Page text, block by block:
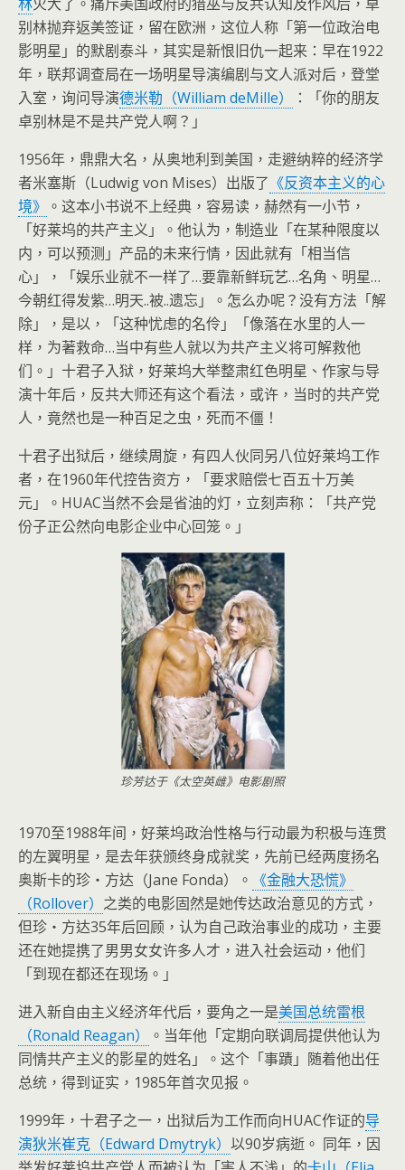
别林抛弃返美签证，留在欧洲，这位人称「第一位政治电
影明星」的默剧泰斗，其实是新恨旧仇一起来：早在1922
年，联邦调查局在一场明星导演编剧与文人派对后，登堂
入室，询问导演德米勒（William deMille）
：「你的朋友
卓别林是不是共产党人啊？」
1956年，鼎鼎大名，从奥地利到美国，走避纳粹的经济学
者米塞斯（Ludwig von Mises）出版了 《反资本主义的心
境》 。这本小书说不上经典，容易读，赫然有一小节，
「好莱坞的共产主义」。他认为，制造业「在某种限度以
内，可以预测」产品的未来行情，因此就有「相当信
心」，「娱乐业就不一样了…要靠新鲜玩艺…名角、明星…
今朝红得发紫…明天..被..遗忘」。怎么办呢？没有方法「解
除」，是以，「这种忧虑的名伶」「像落在水里的人一
样，为著救命…当中有些人就以为共产主义将可解救他
们。」十君子入狱，好莱坞大举整肃红色明星、作家与导
演十年后，反共大师还有这个看法，或许，当时的共产党
人，竟然也是一种百足之虫，死而不僵！
十君子出狱后，继续周旋，有四人伙同另八位好莱坞工作
者，在1960年代控告资方，「要求赔偿七百五十万美
元」。HUAC当然不会是省油的灯，立刻声称：「共产党
份子正公然向电影企业中心回笼。」
珍芳达于《太空英雌》电影剧照
1970至1988年间，好莱坞政治性格与行动最为积极与连贯
的左翼明星，是去年获颁终身成就奖，先前已经两度扬名
奥斯卡的珍‧方达（Jane Fonda）。 《金融大恐慌》
（Rollover） 之类的电影固然是她传达政治意见的方式，
但珍‧方达35年后回顾，认为自己政治事业的成功，主要
还在她提携了男男女女许多人才，进入社会运动，他们
「到现在都还在现场。」
进入新自由主义经济年代后，要角之一是美国总统雷根
（Ronald Reagan）
。当年他「定期向联调局提供他认为
同情共产主义的影星的姓名」。这个「事蹟」随着他出任
总统，得到证实，1985年首次见报。
1999年，十君子之一，出狱后为工作而向HUAC作证的导
演狄米崔克（Edward Dmytryk） 以90岁病逝。 同年，因